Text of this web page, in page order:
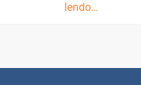
lendo…